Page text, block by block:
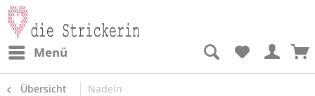
Menü
Übersicht Nadeln